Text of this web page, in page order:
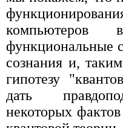
компьютеров
функциональные
сознания и,
гипотезу
дать
некоторых